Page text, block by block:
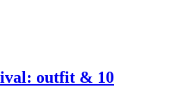
outfit & 10